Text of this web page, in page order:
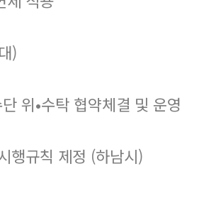
)
위•수탁 협약체결 및 운영
행규칙 제정 (하남시)